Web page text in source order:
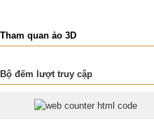
Tham quan ảo 3D
Bộ đếm lượt truy cập